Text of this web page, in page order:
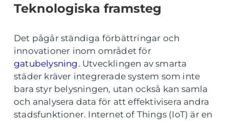
Teknologiska framsteg
Det pågår ständiga förbättringar och
innovationer inom området för
gatubelysning . Utvecklingen av smarta
städer kräver integrerade system som inte
bara styr belysningen, utan också kan samla
och analysera data för att effektivisera andra
stadsfunktioner. Internet of Things (IoT) är en